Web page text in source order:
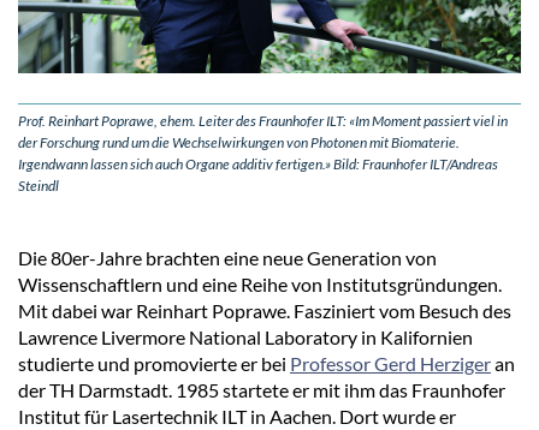
Prof. Reinhart Poprawe, ehem. Leiter des Fraunhofer ILT: «Im Moment passiert viel in
der Forschung rund um die Wechselwirkungen von Photonen mit Biomaterie.
Irgendwann lassen sich auch Organe additiv fertigen.» Bild: Fraunhofer ILT/Andreas
Steindl
Die 80er-Jahre brachten eine neue Generation von
Wissenschaftlern und eine Reihe von Institutsgründungen.
Mit dabei war Reinhart Poprawe. Fasziniert vom Besuch des
Lawrence Livermore National Laboratory in Kalifornien
studierte und promovierte er bei Professor Gerd Herzigeran
der TH Darmstadt. 1985 startete er mit ihm das Fraunhofer
Institut für Lasertechnik ILT in Aachen. Dort wurde er